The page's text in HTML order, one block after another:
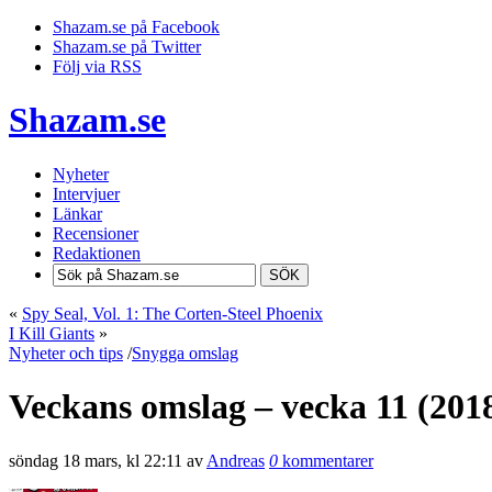
Shazam.se på Facebook
Shazam.se på Twitter
Följ via RSS
Shazam.se
Nyheter
Intervjuer
Länkar
Recensioner
Redaktionen
SÖK
« Spy Seal, Vol. 1: The Corten-Steel Phoenix
I Kill Giants »
Nyheter och tips /Snygga omslag
Veckans omslag – vecka 11
söndag 18 mars, kl 22:11 av Andreas 0 kommentarer